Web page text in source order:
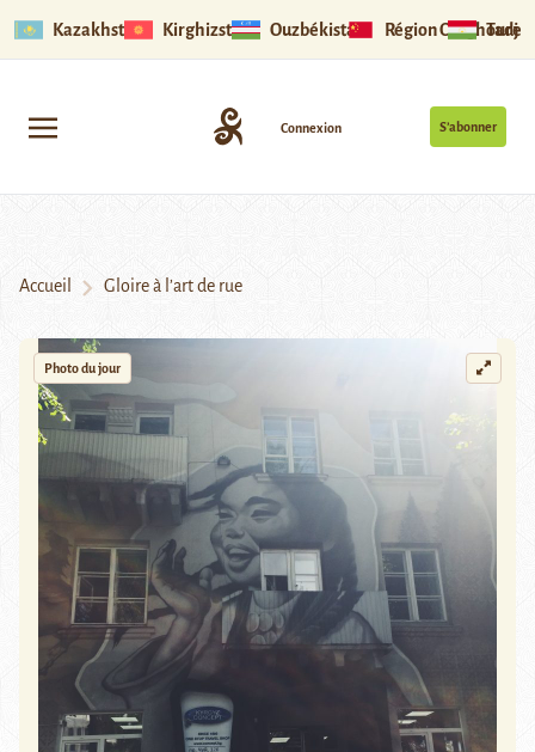
Kazakhstan Kirghizstan Ouzbékistan Région Ouïghoure
S’abonner
Connexion
Accueil Gloire à l’art de rue
Photo du jour